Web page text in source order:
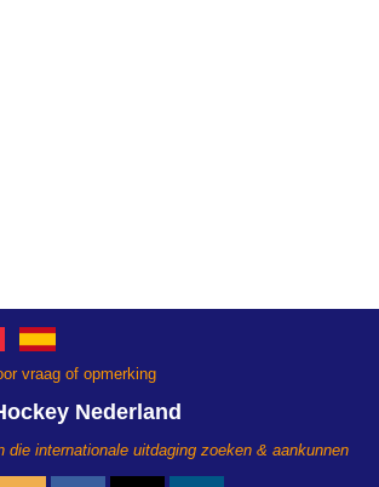
vraag of opmerking
Nederland
die internationale uitdaging zoeken & aankunnen